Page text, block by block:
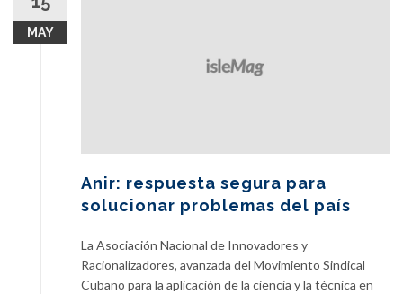
MAY
Anir: respuesta segura para
solucionar problemas del país
La Asociación Nacional de Innovadores y
Racionalizadores, avanzada del Movimiento Sindical
Cubano para la aplicación de la ciencia y la técnica en